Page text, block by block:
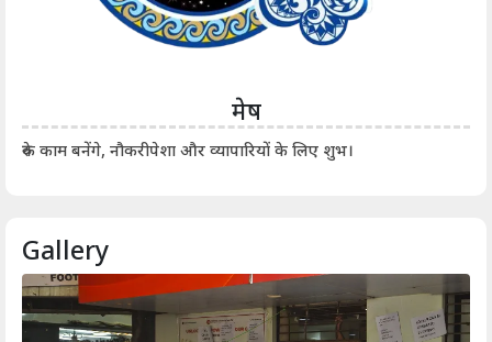
मेष
रुके काम बनेंगे, नौकरीपेशा और व्यापारियों के लिए शुभ।
Gallery